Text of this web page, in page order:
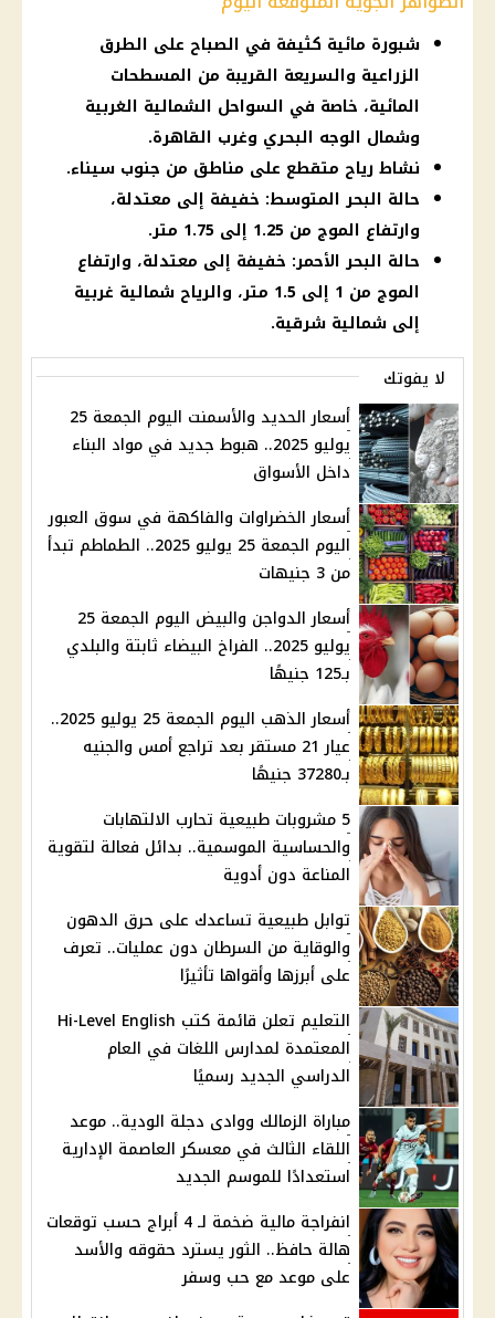
شبورة مائية كثيفة في الصباح على الطرق
الزراعية والسريعة القريبة من المسطحات
المائية، خاصة في السواحل الشمالية الغربية
وشمال الوجه البحري وغرب القاهرة.
نشاط رياح متقطع على مناطق من جنوب سيناء.
حالة البحر المتوسط: خفيفة إلى معتدلة،
وارتفاع الموج من 1.25 إلى 1.75 متر.
حالة البحر الأحمر: خفيفة إلى معتدلة، وارتفاع
الموج من 1 إلى 1.5 متر، والرياح شمالية غربية
إلى شمالية شرقية.
لا يفوتك
أسعار الحديد والأسمنت اليوم الجمعة 25
يوليو 2025.. هبوط جديد في مواد البناء
داخل الأسواق
أسعار الخضراوات والفاكهة في سوق العبور
اليوم الجمعة 25 يوليو 2025.. الطماطم تبدأ
من 3 جنيهات
أسعار الدواجن والبيض اليوم الجمعة 25
يوليو 2025.. الفراخ البيضاء ثابتة والبلدي
بـ125 جنيهًا
أسعار الذهب اليوم الجمعة 25 يوليو 2025..
عيار 21 مستقر بعد تراجع أمس والجنيه
بـ37280 جنيهًا
5 مشروبات طبيعية تحارب الالتهابات
والحساسية الموسمية.. بدائل فعالة لتقوية
المناعة دون أدوية
توابل طبيعية تساعدك على حرق الدهون
والوقاية من السرطان دون عمليات.. تعرف
على أبرزها وأقواها تأثيرًا
التعليم تعلن قائمة كتب Hi-Level English
المعتمدة لمدارس اللغات في العام
الدراسي الجديد رسميًا
مباراة الزمالك ووادى دجلة الودية.. موعد
اللقاء الثالث في معسكر العاصمة الإدارية
استعدادًا للموسم الجديد
انفراجة مالية ضخمة لـ 4 أبراج حسب توقعات
هالة حافظ.. الثور يسترد حقوقه والأسد
على موعد مع حب وسفر